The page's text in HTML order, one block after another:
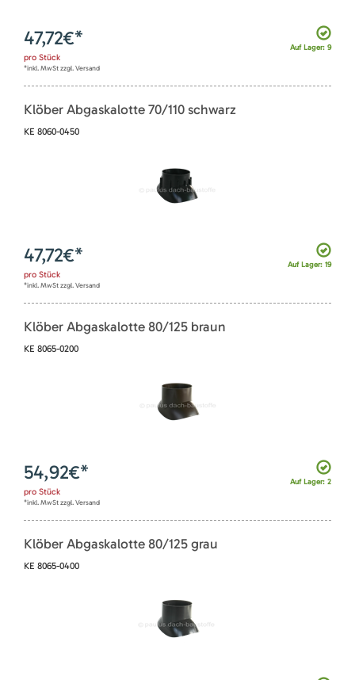
Auf Lager: 9
47,72€*
pro Stück
*inkl. MwSt zzgl. Versand
Klöber Abgaskalotte 70/110 schwarz
KE 8060-0450
Auf Lager: 19
47,72€*
pro Stück
*inkl. MwSt zzgl. Versand
Klöber Abgaskalotte 80/125 braun
KE 8065-0200
Auf Lager: 2
54,92€*
pro Stück
*inkl. MwSt zzgl. Versand
Klöber Abgaskalotte 80/125 grau
KE 8065-0400